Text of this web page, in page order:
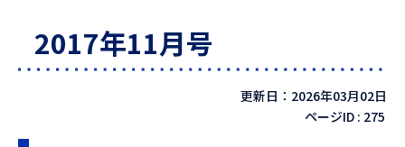
2017年11月号
更新日：2026年03月02日
ページID : 275